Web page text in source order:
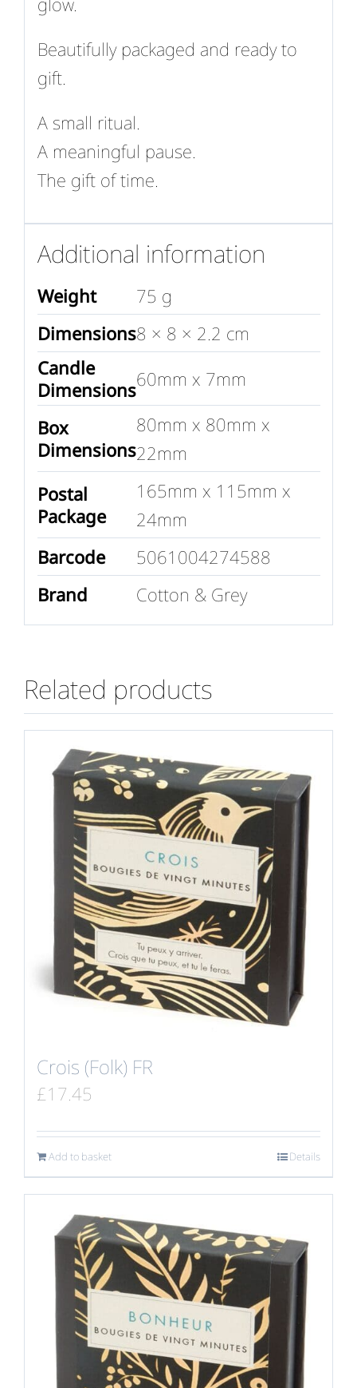
Beautifully packaged and ready to
gift.
A small ritual.
A meaningful pause.
The gift of time.
Additional information
Weight
75 g
Dimensions8 × 8 × 2.2 cm
Candle
Dimensions60mm x 7mm
Box
Dimensions
80mm x 80mm x
22mm
Postal
Package
165mm x 115mm x
24mm
Barcode
5061004274588
Brand
Cotton & Grey
Related products
Crois (Folk) FR
£17.45
Add to basket Details